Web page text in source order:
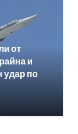
от
и
удар по